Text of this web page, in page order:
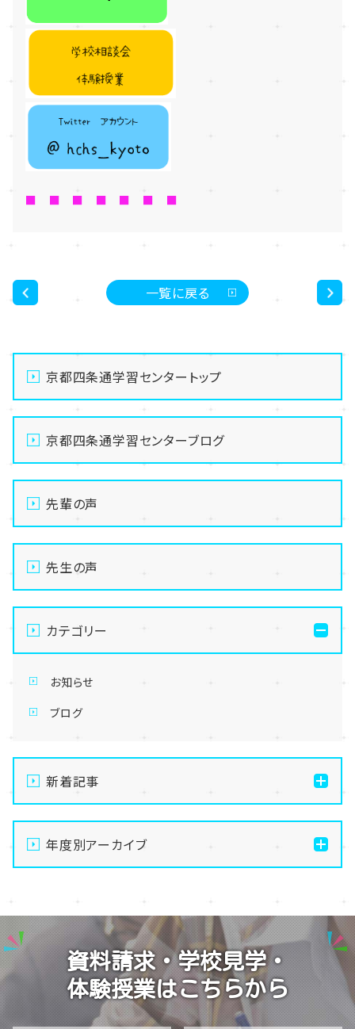
■ ■ ■ ■ ■ ■ ■
一覧に戻る
京都四条通学習センタートップ
京都四条通学習センターブログ
先輩の声
先生の声
カテゴリー
お知らせ
ブログ
新着記事
通信制高校の学習風景
メイク美容専攻の授業風景
演技の授業風景
Vtuberという表現を学ぶ
年度別アーカイブ
2025
2024
2023
資料請求・学校見学・
体験授業はこちらから